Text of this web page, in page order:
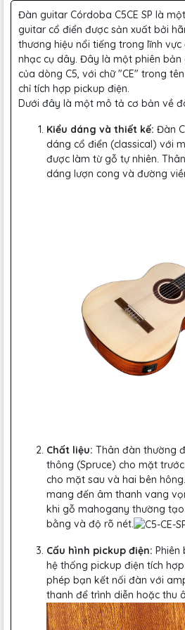
Đàn guitar Córdoba C5CE SP là
guitar cổ điển được sản xuất bởi
thương hiệu nổi tiếng trong lĩnh
nhạc cụ dây. Đây là một phiên bản
của dòng C5, với chữ "CE" trong
chỉ tích hợp pickup điện.
Dưới đây là một mô tả cơ bản về
Kiểu dáng và thiết kế: Đàn
dáng cổ điển (classical) với
được làm từ gỗ tự nhiên.
dáng lượn cong và đường
Chất liệu: Thân đàn thường
thông (Spruce) cho mặt
cho mặt sau và hai bên
mang đến âm thanh vang
khi gỗ mahogany thường
bằng và độ rõ nét.
Cấu hình pickup điện: Phiên
hệ thống pickup điện tích
phép bạn kết nối đàn với
thanh để trình diễn hoặc thu